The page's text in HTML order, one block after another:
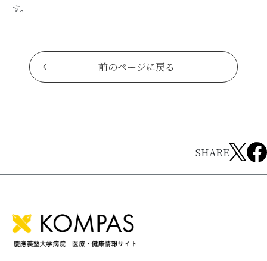
す。
前のページに戻る
SHARE